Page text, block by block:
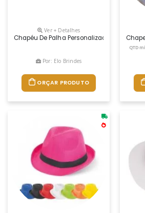
Ver + Detalhes
Chapéu De Palha Personalizado É A
Por: Elo Brindes
ORÇAR PRODUTO
QTD